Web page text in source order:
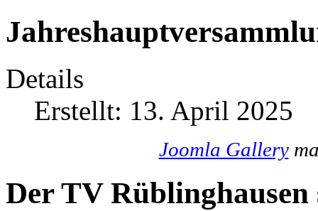
Details
Erstellt: 13. April 2025
Joomla Gallery
Der TV